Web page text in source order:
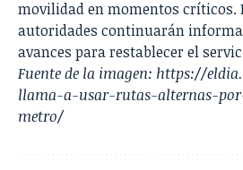
movilidad en momentos críticos.
autoridades continuarán
avances para restablecer el
Fuente de la imagen: https://
llama-a-usar-rutas-alternas-
metro/